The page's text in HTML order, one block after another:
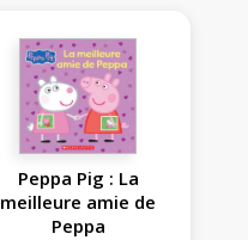
Peppa Pig : La
meilleure amie de
Peppa